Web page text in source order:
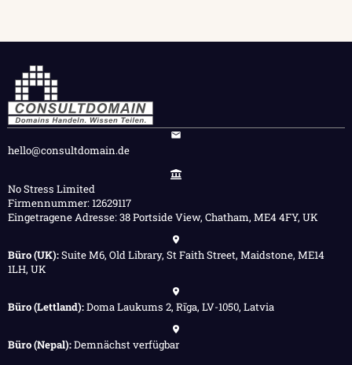
hello@consultdomain.de
No Stress Limited
Firmennummer: 12629117
Eingetragene Adresse: 38 Portside View, Chatham, ME4 4FY, UK
Büro (UK):Suite M6, Old Library, St Faith Street, Maidstone, ME14
1LH, UK
Büro (Lettland):Doma Laukums 2, Rīga, LV-1050, Latvia
Büro (Nepal):Demnächst verfügbar